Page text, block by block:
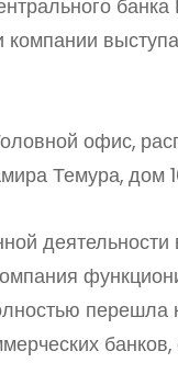
офис,
Темура, дом
деятельности
перешла